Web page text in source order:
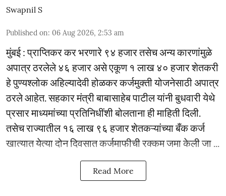
Swapnil S
Published on: 06 Aug 2026, 2:53 am
मुंबई : प्राप्तिकर कर भरणारे ९४ हजार तसेच अन्य कारणांमुळे
अपात्र ठरलेले ४६ हजार असे एकूण १ लाख ४० हजार शेतकरी
हे पुण्यश्लोक अहिल्यादेवी होळकर कर्जमुक्ती योजनेसाठी अपात्र
ठरले आहेत. सहकार मंत्री बाबासाहेब पाटील यांनी बुधवारी येथे
प्रसार माध्यमांच्या प्रतिनिधींशी बोलताना ही माहिती दिली.
तसेच राज्यातील १६ लाख ९६ हजार शेतकऱ्यांच्या बँक कर्ज
खात्यात येत्या दोन दिवसात कर्जमाफीची रक्कम जमा केली जा ...
Read More